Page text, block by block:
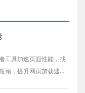
工具加速页面性能，找
颈，提升网页加载速